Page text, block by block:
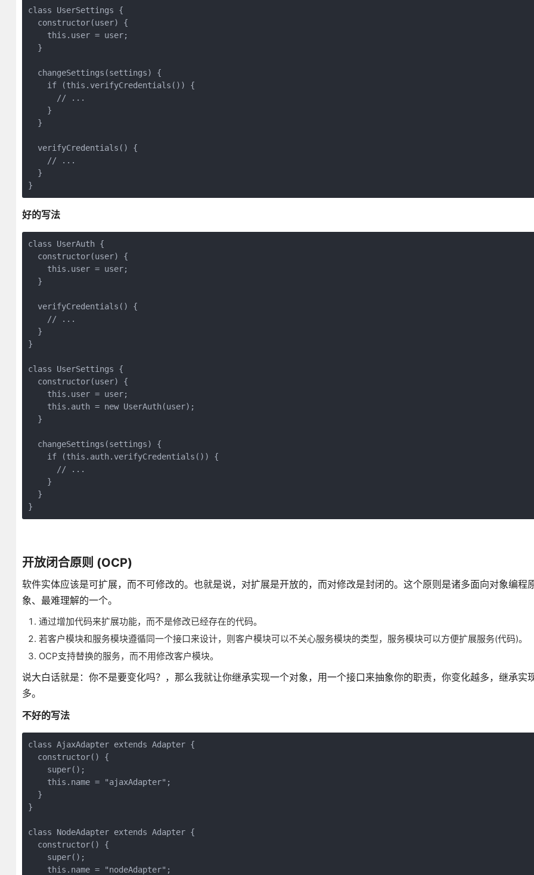
class UserSettings {
  constructor(user) {
    this.user = user;
  }
  changeSettings(settings) {
    if (this.verifyCredentials()) {
      // ...
    }
  }
  verifyCredentials() {
    // ...
  }
}
好的写法
class UserAuth {
  constructor(user) {
    this.user = user;
  }
  verifyCredentials() {
    // ...
  }
}
class UserSettings {
  constructor(user) {
    this.user = user;
    this.auth = new UserAuth(user);
  }
  changeSettings(settings) {
    if (this.auth.verifyCredentials()) {
      // ...
    }
  }
}
开放闭合原则 (OCP)
软件实体应该是可扩展，而不可修改的。也就是说，对扩展是开放的，而对修改是封闭的。这个原则是诸多面向对象编程
象、最难理解的一个。
通过增加代码来扩展功能，而不是修改已经存在的代码。
若客户模块和服务模块遵循同一个接口来设计，则客户模块可以不关心服务模块的类型，服务模块可以方便扩展服务(代码)。
OCP支持替换的服务，而不用修改客户模块。
说大白话就是：你不是要变化吗？，那么我就让你继承实现一个对象，用一个接口来抽象你的职责，你变化越多，继承实
多。
不好的写法
class AjaxAdapter extends Adapter {
  constructor() {
    super();
    this.name = "ajaxAdapter";
  }
}
class NodeAdapter extends Adapter {
  constructor() {
    super();
    this.name = "nodeAdapter";